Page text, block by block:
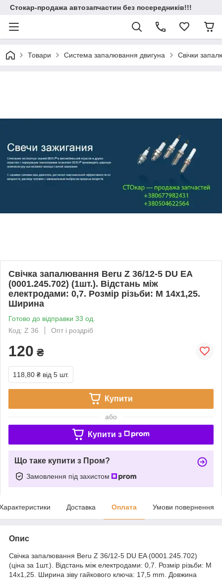
Стокар-продажа автозапчастин без посередників!!!
Товари Система запалювання двигуна Свічки
Свічка запалювання Beru Z 36/12-5 DU EA
(0001.245.702) (1шт.). Відстань між
електродами: 0,7. Розмір різьби: M 14x1,25.
Ширина
Готово до відправки 33 од.
Код: Z 36
Опт і роздріб
120 ₴
118,80 ₴ від 5 шт.
Купити
або
Купити з
Що таке купити з Пром?
Замовлення під захистом
Доставка Оплата Умови повернення
Опис
Свічка запалювання Beru Z 36/12-5 DU EA (0001.245.702)
(ціна за 1шт.). Відстань між електродами: 0,7. Розмір різьби: M
14x1,25. Ширина зіву гайкового ключа: 17,5 mm. Довжина